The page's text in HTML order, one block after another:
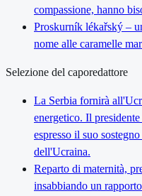
compassione, hanno
Proskurník lékařský –
nome alle caramelle
Selezione del caporedattore
La Serbia fornirà
energetico. Il
espresso il suo
dell'Ucraina.
Reparto di maternità,
insabbiando un